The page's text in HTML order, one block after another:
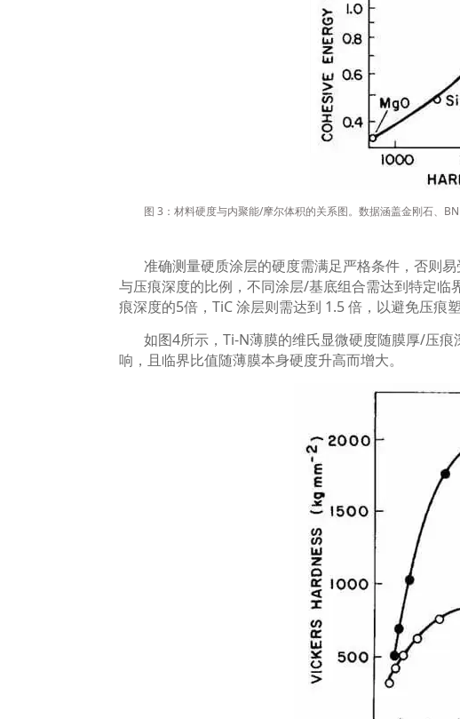
图 3 ：材料硬度与内聚能/摩尔体积的关系图。数据涵盖金刚石、 BN
准确测量硬质涂层的硬度需满足严格条件，否则
与压痕深度的比例，不同涂层/基底组合需达到特定临
痕深度的5倍，TiC涂层则需达到 1.5倍，以避免压痕
如图4所示，Ti-N薄膜的维氏显微硬度随膜厚/压痕
响，且临界比值随薄膜本身硬度升高而增大。